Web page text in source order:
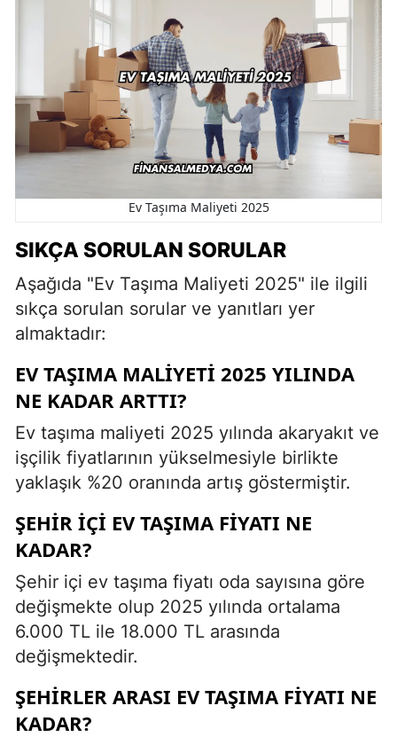
Ev Taşıma Maliyeti 2025
SIKÇA SORULAN SORULAR
Aşağıda "Ev Taşıma Maliyeti 2025" ile ilgili
sıkça sorulan sorular ve yanıtları yer
almaktadır:
EV TAŞIMA MALIYETI 2025 YILINDA
NE KADAR ARTTI?
Ev taşıma maliyeti 2025 yılında akaryakıt ve
işçilik fiyatlarının yükselmesiyle birlikte
yaklaşık %20 oranında artış göstermiştir.
ŞEHIR IÇI EV TAŞIMA FIYATI NE
KADAR?
Şehir içi ev taşıma fiyatı oda sayısına göre
değişmekte olup 2025 yılında ortalama
6.000 TL ile 18.000 TL arasında
değişmektedir.
ŞEHIRLER ARASI EV TAŞIMA FIYATI NE
KADAR?